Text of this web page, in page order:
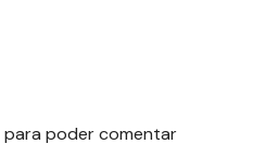
para poder comentar